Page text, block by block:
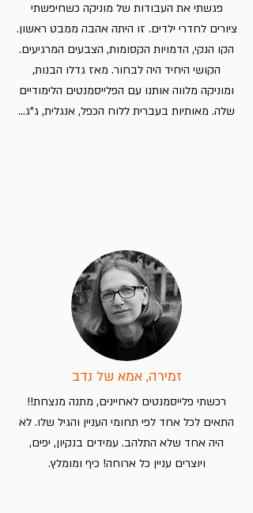
פגשתי את העבודות של מוניקה כשחיפשתי
ציורים לחדרי ילדים. זו היתה אהבה ממבט ראשון.
הקו הנקי, הדמויות הקסומות, הצבעים המרגיעים.
הקושי היחיד היה לבחור. מאז גדלו הבנות,
ומוניקה מלווה אותנו עם הפלייסמנטים הלימודיים
שלה. מאותיות בעברית ללוח הכפל, אנגלית, ג"ג...
זמירה, אמא של נדב
רכשתי פלייסמנטים לאחיינים, מתנה מנצחת!!
התאים לכל אחד לפי תחומי העניין והגיל שלו. לא
היה אחד שלא התלהב. עמידים בנקיון, יפים,
ויוצרים עניין כל ארוחה! כיף ומומלץ.